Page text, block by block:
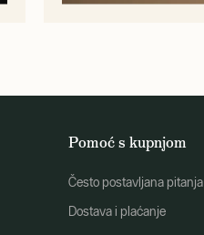
Pomoć s kupnjom
Često postavljana pitanja
Dostava i plaćanje